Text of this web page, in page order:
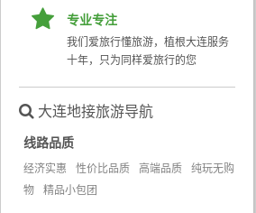
专业专注
我们爱旅行懂旅游，植根大连服务
十年，只为同样爱旅行的您
大连地接旅游导航
线路品质
经济实惠 性价比品质 高端品质
纯玩无购
物
精品小包团